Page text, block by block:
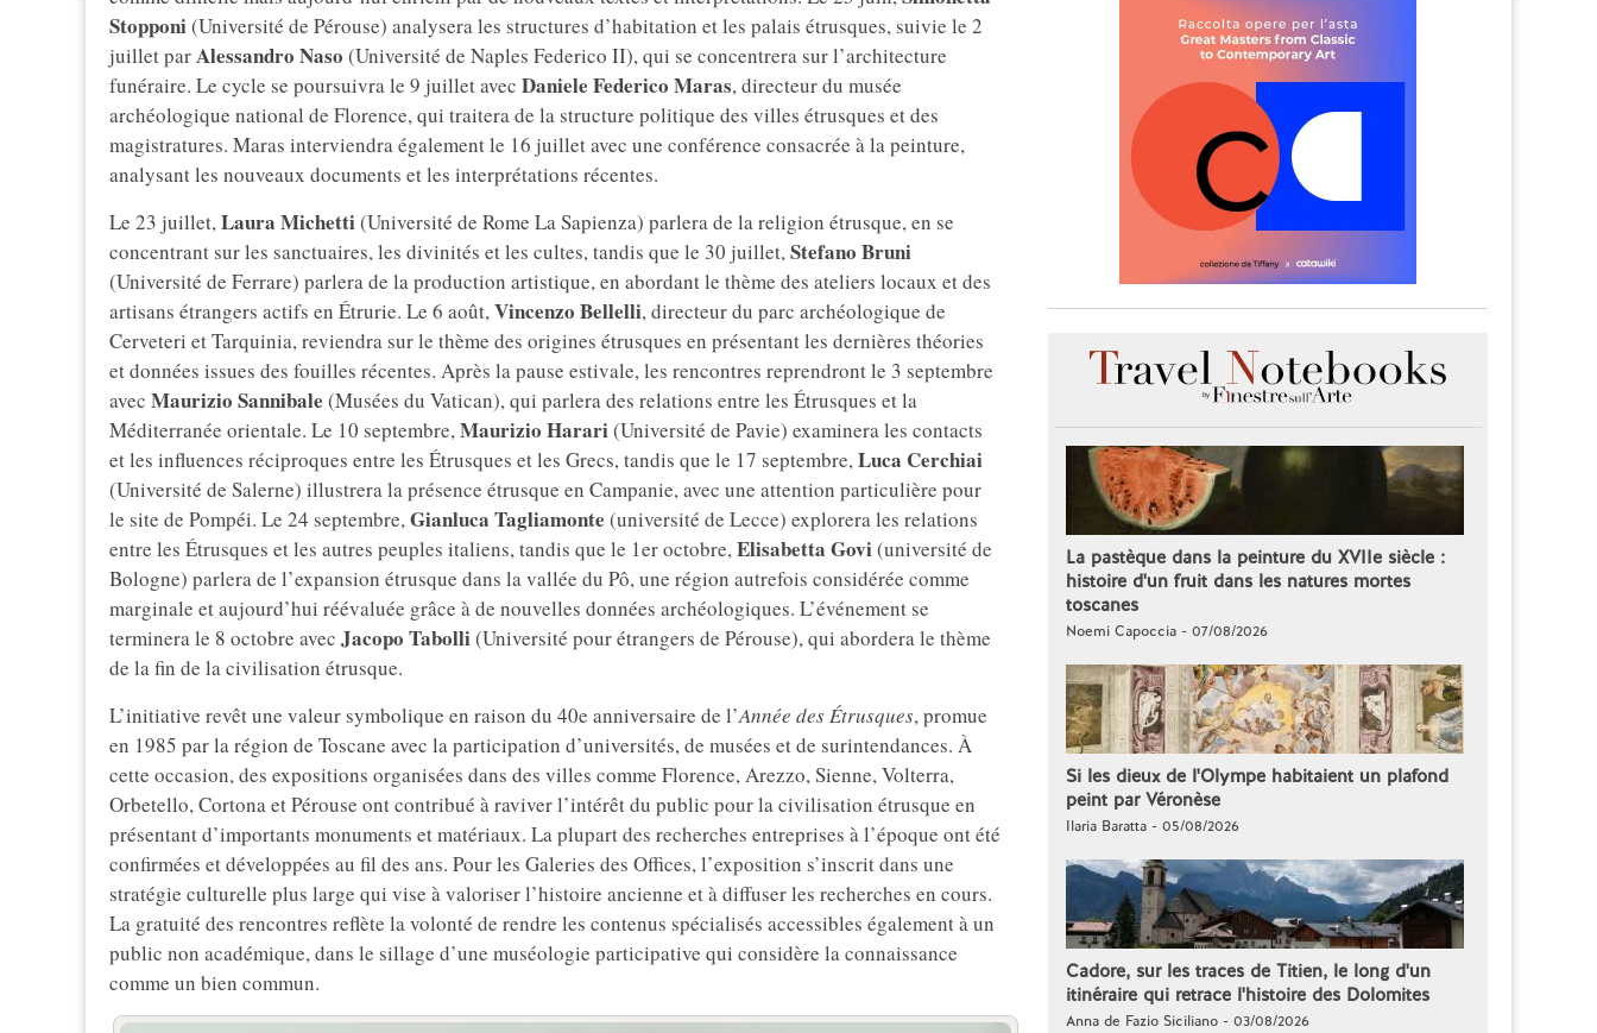
Stopponi(Université de Pérouse) analysera les structures d’habitation et les palais étrusques, suivie le 2
juillet parAlessandro Naso (Université de Naples Federico II), qui se concentrera sur l’architecture
funéraire. Le cycle se poursuivra le 9 juillet avec Daniele Federico Maras, directeur du musée
archéologique national de Florence, qui traitera de la structure politique des villes étrusques et des
magistratures. Maras interviendra également le 16 juillet avec une conférence consacrée à la peinture,
analysant les nouveaux documents et les interprétations récentes.
Le 23 juillet,Laura Michetti(Université de Rome La Sapienza) parlera de la religion étrusque, en se
concentrant sur les sanctuaires, les divinités et les cultes, tandis que le 30 juillet,Stefano Bruni
(Université de Ferrare) parlera de la production artistique, en abordant le thème des ateliers locaux et des
artisans étrangers actifs en Étrurie. Le 6 août,Vincenzo Bellelli, directeur du parc archéologique de
Cerveteri et Tarquinia, reviendra sur le thème des origines étrusques en présentant les dernières théories
et données issues des fouilles récentes. Après la pause estivale, les rencontres reprendront le 3 septembre
avec Maurizio Sannibale (Musées du Vatican), qui parlera des relations entre les Étrusques et la
Méditerranée orientale. Le 10 septembre,Maurizio Harari(Université de Pavie) examinera les contacts
et les influences réciproques entre les Étrusques et les Grecs, tandis que le 17 septembre,Luca Cerchiai
(Université de Salerne) illustrera la présence étrusque en Campanie, avec une attention particulière pour
le site de Pompéi. Le 24 septembre,Gianluca Tagliamonte (université de Lecce) explorera les relations
entre les Étrusques et les autres peuples italiens, tandis que le 1er octobre,Elisabetta Govi(université de
Bologne) parlera de l’expansion étrusque dans la vallée du Pô, une région autrefois considérée comme
marginale et aujourd’hui réévaluée grâce à de nouvelles données archéologiques. L’événement se
terminera le 8 octobre avec Jacopo Tabolli(Université pour étrangers de Pérouse), qui abordera le thème
de la fin de la civilisation étrusque.
L’initiative revêt une valeur symbolique en raison du 40e anniversaire de l’Année des Étrusques, promue
en 1985 par la région de Toscane avec la participation d’universités, de musées et de surintendances. À
cette occasion, des expositions organisées dans des villes comme Florence, Arezzo, Sienne, Volterra,
Orbetello, Cortona et Pérouse ont contribué à raviver l’intérêt du public pour la civilisation étrusque en
présentant d’importants monuments et matériaux. La plupart des recherches entreprises à l’époque ont été
confirmées et développées au fil des ans. Pour les Galeries des Offices, l’exposition s’inscrit dans une
stratégie culturelle plus large qui vise à valoriser l’histoire ancienne et à diffuser les recherches en cours.
La gratuité des rencontres reflète la volonté de rendre les contenus spécialisés accessibles également à un
public non académique, dans le sillage d’une muséologie participative qui considère la connaissance
comme un bien commun.
La pastèque dans la peinture du XVIIe siècle :
histoire d'un fruit dans les natures mortes
toscanes
Noemi Capoccia - 07/08/2026
Si les dieux de l'Olympe habitaient un plafond
peint par Véronèse
Ilaria Baratta - 05/08/2026
Cadore, sur les traces de Titien, le long d'un
itinéraire qui retrace l'histoire des Dolomites
Anna de Fazio Siciliano - 03/08/2026